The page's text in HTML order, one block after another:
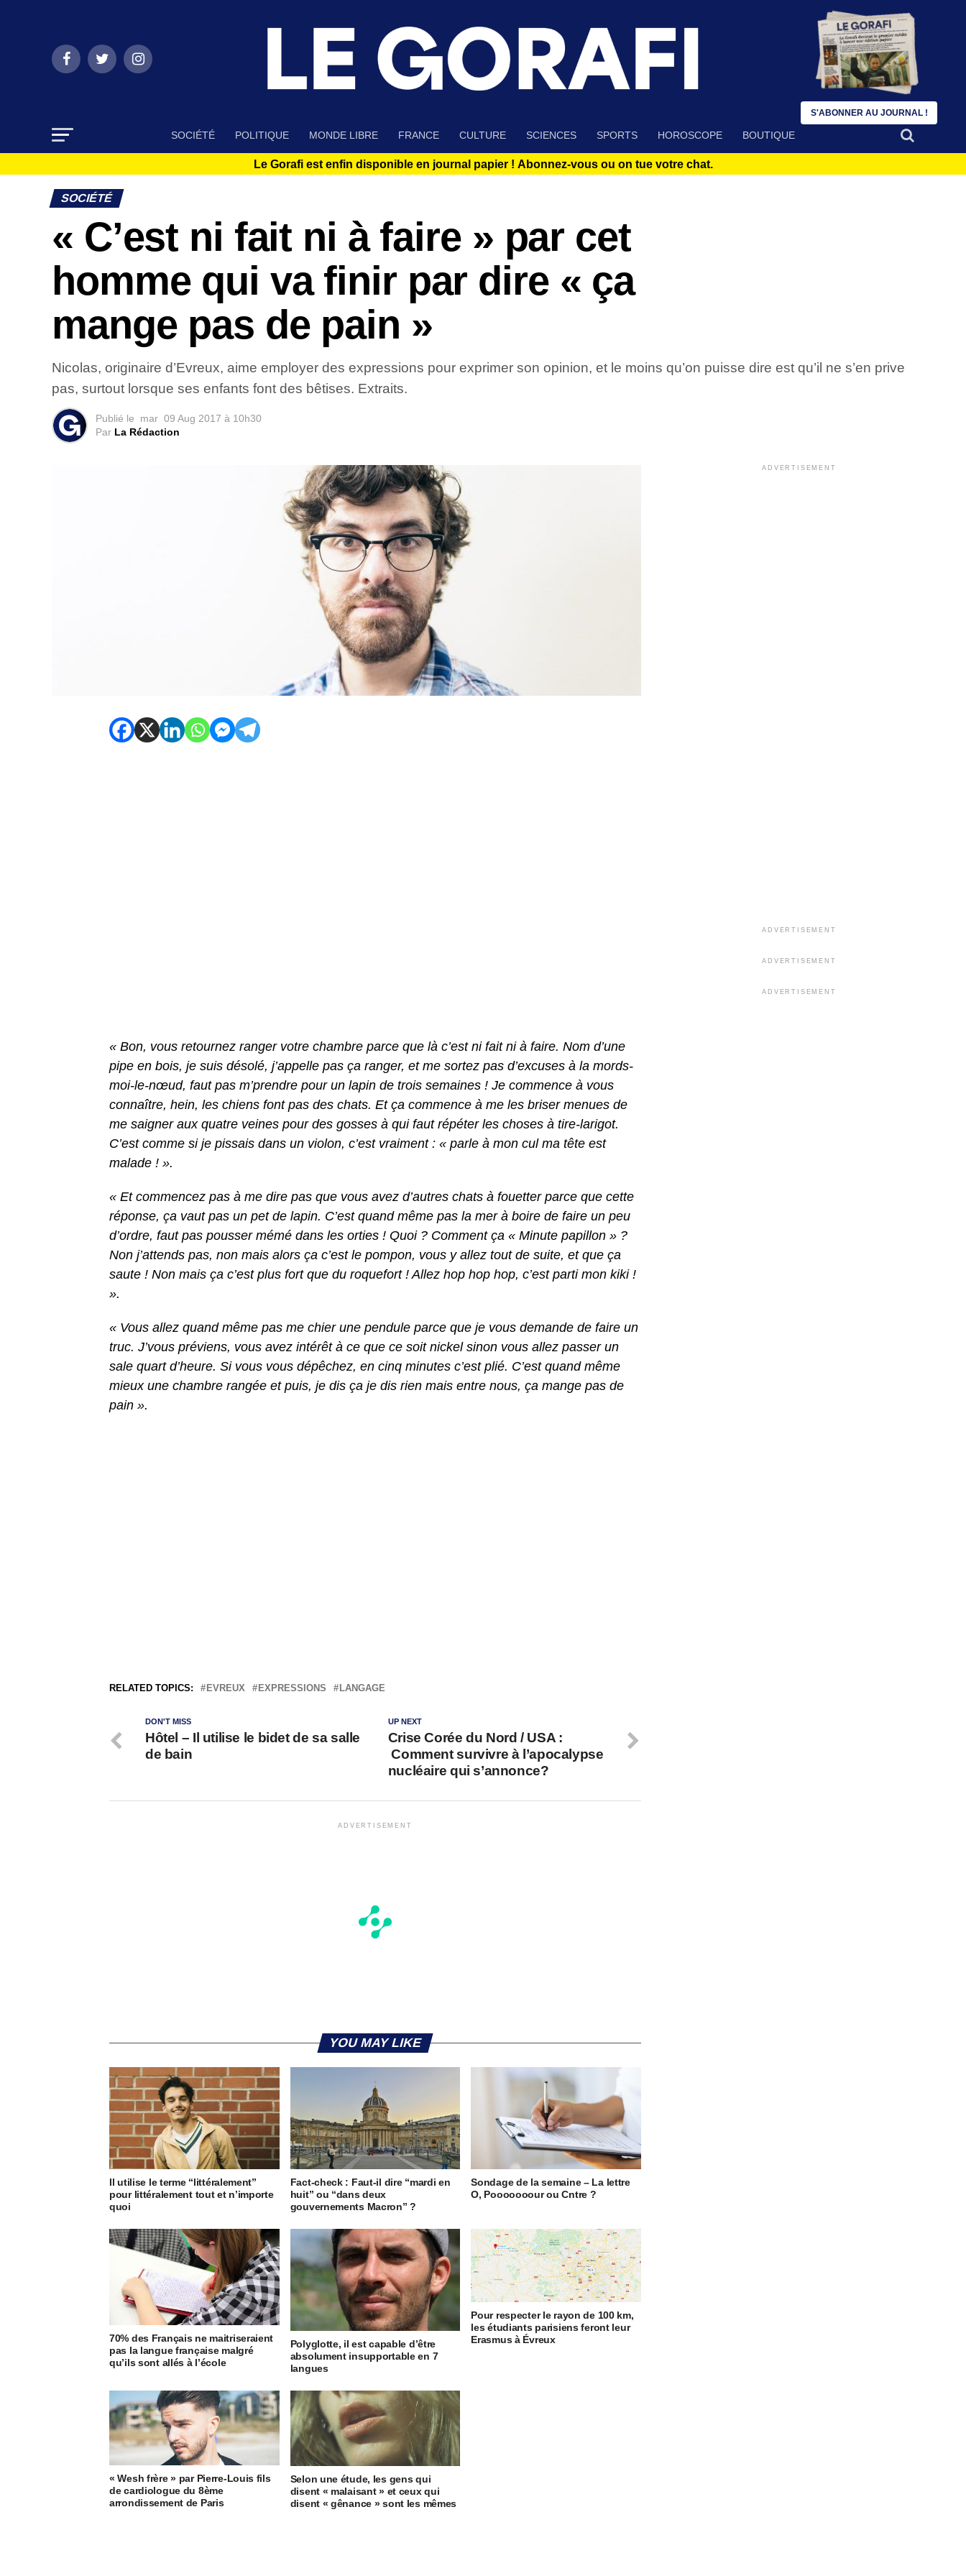
SOCIÉTÉ POLITIQUE MONDE LIBRE FRANCE CULTURE SCIENCES SPORTS HOROSCOPE BOUTIQUE
Le Gorafi est enfin disponible en journal papier ! Abonnez-vous ou on tue votre chat.
SOCIÉTÉ
« C’est ni fait ni à faire » par cet
homme qui va finir par dire « ça
mange pas de pain »
Nicolas, originaire d’Evreux, aime employer des expressions pour exprimer son opinion, et le moins qu’on puisse dire est qu’il ne s’en prive
pas, surtout lorsque ses enfants font des bêtises. Extraits.
Publié le mar 09 Aug 2017 à 10h30
Par La Rédaction
« Bon, vous retournez ranger votre chambre parce que là c’est ni fait ni à faire. Nom d’une
pipe en bois, je suis désolé, j’appelle pas ça ranger, et me sortez pas d’excuses à la mords-
moi-le-nœud, faut pas m’prendre pour un lapin de trois semaines ! Je commence à vous
connaître, hein, les chiens font pas des chats. Et ça commence à me les briser menues de
me saigner aux quatre veines pour des gosses à qui faut répéter les choses à tire-larigot.
C’est comme si je pissais dans un violon, c’est vraiment : « parle à mon cul ma tête est
malade ! ».
« Et commencez pas à me dire pas que vous avez d’autres chats à fouetter parce que cette
réponse, ça vaut pas un pet de lapin. C’est quand même pas la mer à boire de faire un peu
d’ordre, faut pas pousser mémé dans les orties ! Quoi ? Comment ça « Minute papillon » ?
Non j’attends pas, non mais alors ça c’est le pompon, vous y allez tout de suite, et que ça
saute ! Non mais ça c’est plus fort que du roquefort ! Allez hop hop hop, c’est parti mon kiki !
».
« Vous allez quand même pas me chier une pendule parce que je vous demande de faire un
truc. J’vous préviens, vous avez intérêt à ce que ce soit nickel sinon vous allez passer un
sale quart d’heure. Si vous vous dépêchez, en cinq minutes c’est plié. C’est quand même
mieux une chambre rangée et puis, je dis ça je dis rien mais entre nous, ça mange pas de
pain ».
RELATED TOPICS: EVREUX EXPRESSIONS LANGAGE
UP NEXT
Crise Corée du Nord / USA :
Comment survivre à l’apocalypse
nucléaire qui s’annonce?
DON'T MISS
Hôtel – Il utilise le bidet de sa salle
de bain
ADVERTISEMENT
YOU MAY LIKE
Il utilise le terme “littéralement”
pour littéralement tout et n’importe
quoi
Fact-check : Faut-il dire “mardi en
huit” ou “dans deux
gouvernements Macron” ?
Sondage de la semaine – La lettre
O, Pooooooour ou Cntre ?
70% des Français ne maitriseraient
pas la langue française malgré
qu’ils sont allés à l’école
Polyglotte, il est capable d’être
absolument insupportable en 7
langues
Pour respecter le rayon de 100 km,
les étudiants parisiens feront leur
Erasmus à Évreux
« Wesh frère » par Pierre-Louis fils
de cardiologue du 8ème
arrondissement de Paris
Selon une étude, les gens qui
disent « malaisant » et ceux qui
disent « gênance » sont les mêmes
ADVERTISEMENT
ADVERTISEMENT
ADVERTISEMENT
ADVERTISEMENT
S'ABONNER AU JOURNAL !